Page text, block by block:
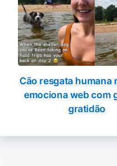
Cão resgata humana
emociona web com
gratidão